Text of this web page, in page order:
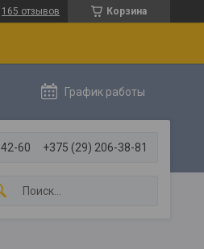
Корзина
165 отзывов
График работы
60 +375 (29) 206-38-81